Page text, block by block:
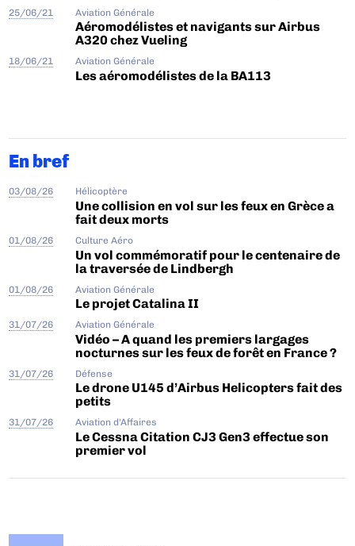
25/06/21 Aviation Générale
Aéromodélistes et navigants sur Airbus
A320 chez Vueling
18/06/21 Aviation Générale
Les aéromodélistes de la BA113
En bref
03/08/26 Hélicoptère
Une collision en vol sur les feux en Grèce a
fait deux morts
01/08/26 Culture Aéro
Un vol commémoratif pour le centenaire de
la traversée de Lindbergh
01/08/26 Aviation Générale
Le projet Catalina II
31/07/26 Aviation Générale
Vidéo – A quand les premiers largages
nocturnes sur les feux de forêt en France ?
31/07/26 Défense
Le drone U145 d’Airbus Helicopters fait des
petits
31/07/26 Aviation d'Affaires
Le Cessna Citation CJ3 Gen3 effectue son
premier vol